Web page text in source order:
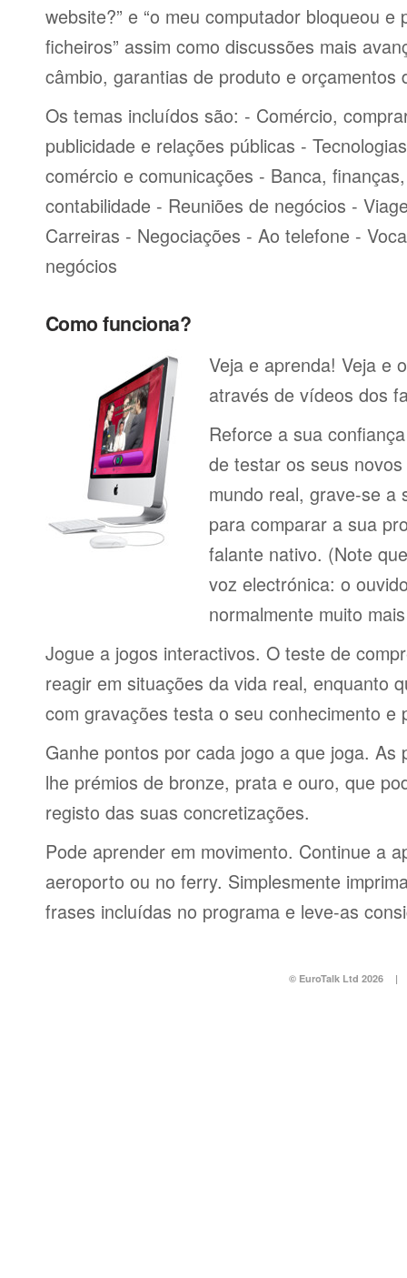
website?” e “o meu computador bloqueou e
ficheiros” assim como discussões mais
câmbio, garantias de produto e orçamentos
Os temas incluídos são: - Comércio,
publicidade e relações públicas -
comércio e comunicações - Banca,
contabilidade - Reuniões de negócios -
Carreiras - Negociações - Ao telefone -
negócios
Como funciona?
Veja e aprenda! Veja e
através de vídeos dos
Reforce a sua
de testar os seus
mundo real, grave-se a
para comparar a sua
falante nativo. (Note
voz electrónica: o
normalmente muito
Jogue a jogos interactivos. O teste de
reagir em situações da vida real, enquanto
com gravações testa o seu conhecimento e
Ganhe pontos por cada jogo a que joga. As
lhe prémios de bronze, prata e ouro, que
registo das suas concretizações.
Pode aprender em movimento. Continue a
aeroporto ou no ferry. Simplesmente
frases incluídas no programa e leve-as
© EuroTalk Ltd 2026 |